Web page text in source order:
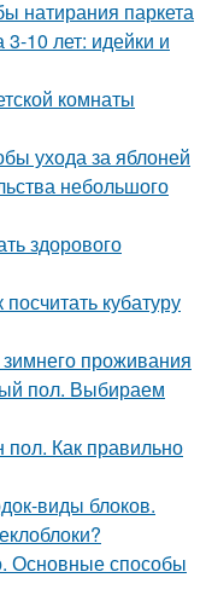
натирания паркета
10 лет: идейки и
комнаты
ухода за яблоней
небольшого
здорового
кубатуру
проживания
пол. Выбираем
пол. Как правильно
виды блоков.
Основные способы